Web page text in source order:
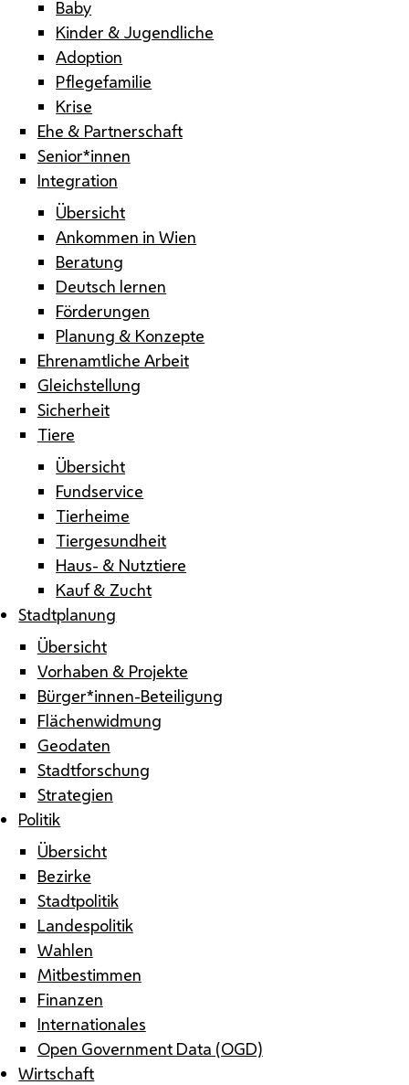
Baby
Kinder & Jugendliche
Adoption
Pflegefamilie
Krise
Ehe & Partnerschaft
Senior*innen
Integration
Übersicht
Ankommen in Wien
Beratung
Deutsch lernen
Förderungen
Planung & Konzepte
Ehrenamtliche Arbeit
Gleichstellung
Sicherheit
Tiere
Übersicht
Fundservice
Tierheime
Tiergesundheit
Haus- & Nutztiere
Kauf & Zucht
Stadtplanung
Übersicht
Vorhaben & Projekte
Bürger*innen-Beteiligung
Flächenwidmung
Geodaten
Stadtforschung
Strategien
Politik
Übersicht
Bezirke
Stadtpolitik
Landespolitik
Wahlen
Mitbestimmen
Finanzen
Internationales
Open Government Data (OGD)
Wirtschaft